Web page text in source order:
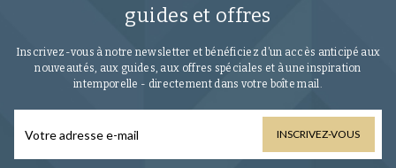
guides et offres
Inscrivez-vous à notre newsletter et bénéficiez d’un accès anticipé aux
nouveautés, aux guides, aux offres spéciales et à une inspiration
intemporelle - directement dans votre boîte mail.
INSCRIVEZ-VOUS